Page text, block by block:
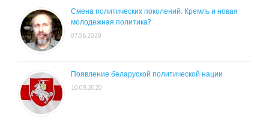
Смена политических поколений. Кремль и новая
молодежная политика?
07.08.2020
Появление беларуской политической нации
10.08.2020